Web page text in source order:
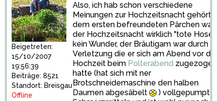
Beigetreten:
15/10/2007
19:56:39
Beiträge: 8521
Standort: Breisgau
Offline
Also, ich hab schon verschiedene
Meinungen zur Hochzeitsnacht gehört:
dem ersten befreundeten Pärchen war
der Hochzeitsnacht wirklich "tote
kein Wunder, der Bräutigam war durch
Verletzung die er sich am Abend vor
Hochzeit beim Polterabend zugezogen
hatte (hat sich mit ner
Brotschneidemaschine den halben
Daumen abgesäbelt
) vollgepumpt